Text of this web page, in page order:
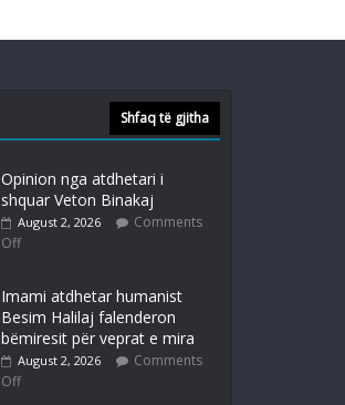
Shfaq të gjitha
Opinion nga atdhetari i
shquar Veton Binakaj
August 2, 2026
Comments
Off
Imami atdhetar humanist
Besim Halilaj falenderon
bëmiresit për veprat e mira
August 2, 2026
Comments
Off